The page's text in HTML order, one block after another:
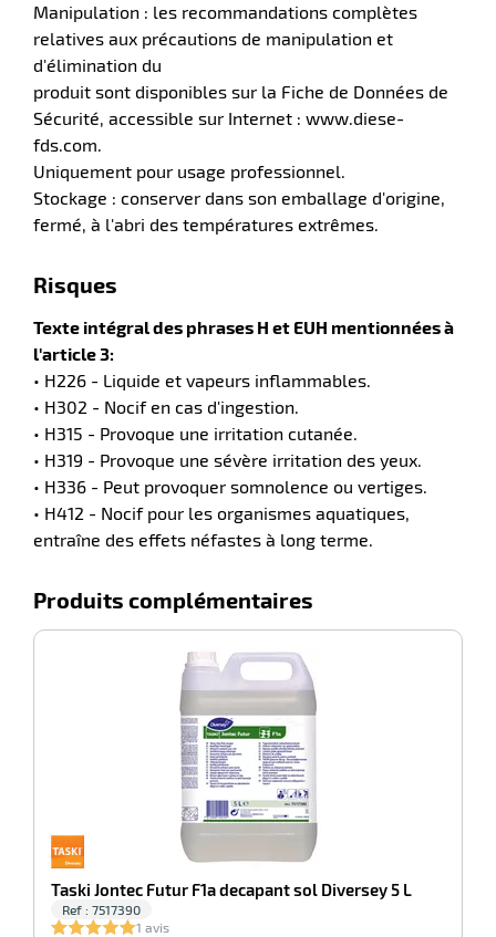
Manipulation : les recommandations complètes
relatives aux précautions de manipulation et
d'élimination du
produit sont disponibles sur la Fiche de Données de
Sécurité, accessible sur Internet : www.diese-
fds.com.
Uniquement pour usage professionnel.
Stockage : conserver dans son emballage d'origine,
fermé, à l'abri des températures extrêmes.
Risques
Texte intégral des phrases H et EUH mentionnées à
l'article 3:
• H226 - Liquide et vapeurs inflammables.
• H302 - Nocif en cas d'ingestion.
• H315 - Provoque une irritation cutanée.
• H319 - Provoque une sévère irritation des yeux.
• H336 - Peut provoquer somnolence ou vertiges.
• H412 - Nocif pour les organismes aquatiques,
entraîne des effets néfastes à long terme.
Produits complémentaires
Taski Jontec Futur F1a decapant sol Diversey 5 L
Ref : 7517390
1 avis